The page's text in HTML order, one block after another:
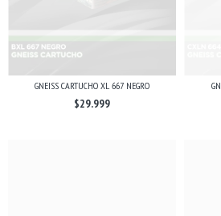
GNEISS CARTUCHO XL 667 NEGRO
$29.999